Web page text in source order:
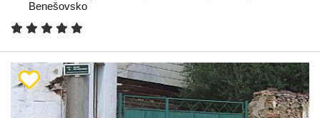
Benešovsko